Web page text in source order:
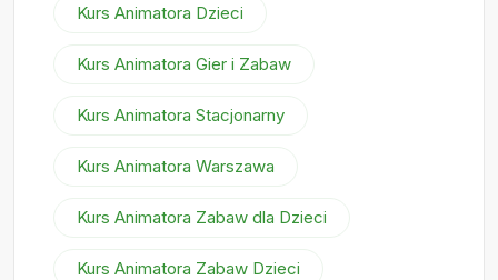
Kurs Animatora Dzieci
Kurs Animatora Gier i Zabaw
Kurs Animatora Stacjonarny
Kurs Animatora Warszawa
Kurs Animatora Zabaw dla Dzieci
Kurs Animatora Zabaw Dzieci